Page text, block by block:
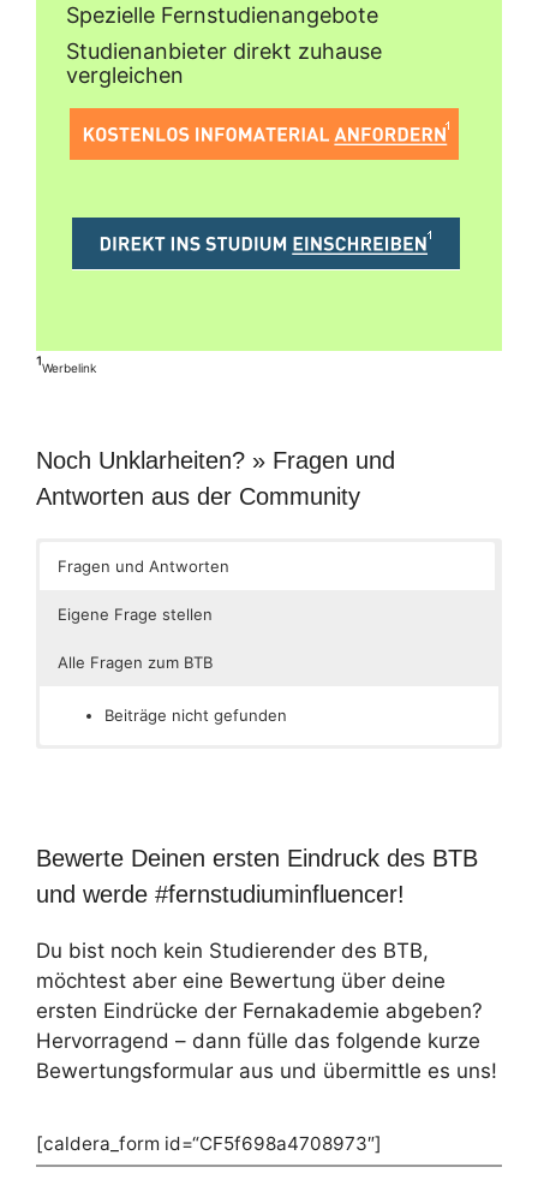
Spezielle Fernstudienangebote
Studienanbieter direkt zuhause
vergleichen
¹Werbelink
Noch Unklarheiten? » Fragen und
Antworten aus der Community
Fragen und Antworten
Eigene Frage stellen
Alle Fragen zum BTB
Beiträge nicht gefunden
Bewerte Deinen ersten Eindruck des BTB
und werde #fernstudiuminfluencer!
Du bist noch kein Studierender des BTB,
möchtest aber eine Bewertung über deine
ersten Eindrücke der Fernakademie abgeben?
Hervorragend – dann fülle das folgende kurze
Bewertungsformular aus und übermittle es uns!
[caldera_form id=“CF5f698a4708973″]